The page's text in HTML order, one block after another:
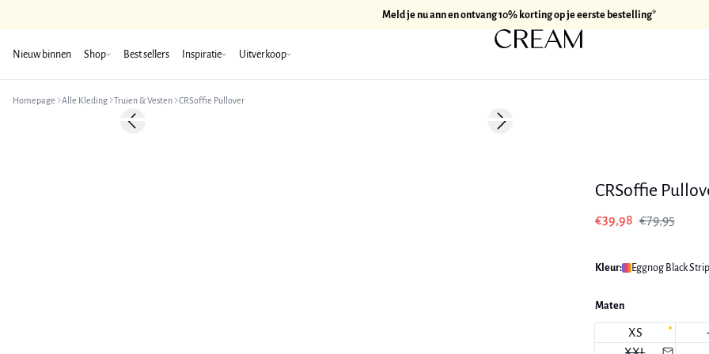
Meld je nu ann en ontvang 10% korting op je eerste bestelling*
Nieuw binnen Shop Best sellers Inspiratie Uitverkoop
Homepage Alle Kleding Truien & Vesten CRSoffie Pullover
-50%Previous slide Next slide
CRSoffie
€39,98 €79,95
Kleur: Eggnog Black
Maten
XS